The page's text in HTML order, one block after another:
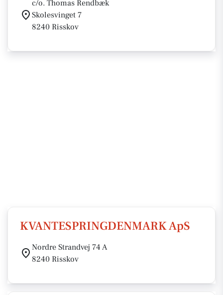
c/o. Thomas Rendbæk
Skolesvinget 7
8240 Risskov
KVANTESPRINGDENMARK ApS
Nordre Strandvej 74 A
8240 Risskov